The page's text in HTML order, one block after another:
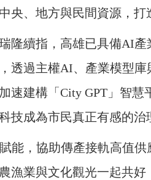
央、地方與民間資源，打
隆續指，高雄已具備AI
透過主權AI、產業模型
速建構「City GPT」智
技成為市民真正有感的治
能，協助傳產接軌高值
漁業與文化觀光一起共